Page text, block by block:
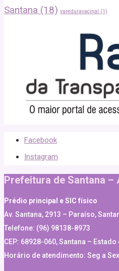
Santana (18) vareduravacinal (1)
Facebook
Instagram
Prefeitura de Santana –
Prédio principal e SIC físico
Av. Santana, 2913 – Paraíso,
Telefone: (96) 98138-8973
CEP: 68928-060, Santana –
Horário de atendimento: Seg a